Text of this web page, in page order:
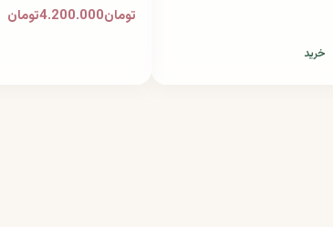
خرید
تومان4.200.000تومان